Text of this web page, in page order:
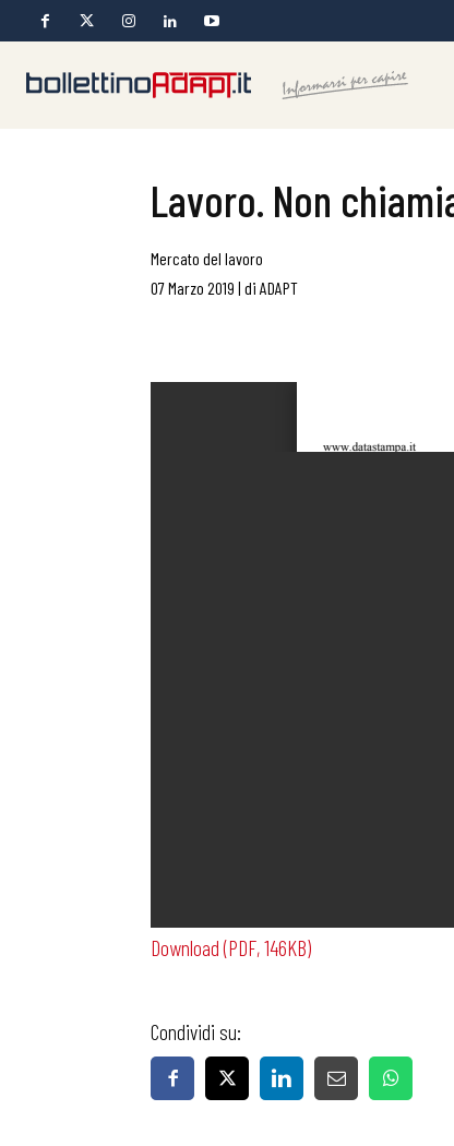
Lavoro. Non
Mercato del lavoro
07 Marzo 2019 | di ADAPT
Download (PDF, 146KB)
Condividi su: